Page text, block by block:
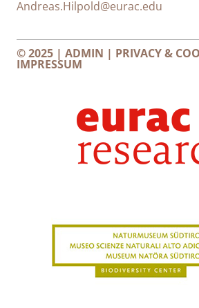
Andreas.Hilpold@eurac.edu
© 2025 | ADMIN | PRIVACY &
IMPRESSUM